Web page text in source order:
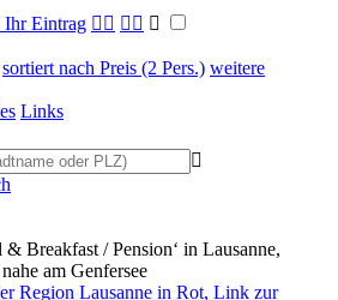
Ihr Eintrag   
sortiert nach Preis (2 Pers.) weitere
Links

Breakfast / Pension‘ in Lausanne,
am Genfersee